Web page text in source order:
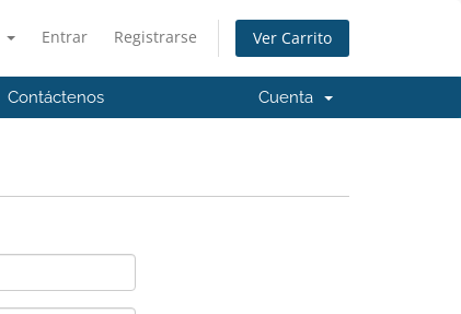
Entrar Registrarse Ver Carrito
Contáctenos Cuenta